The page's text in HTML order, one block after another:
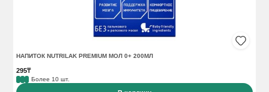
НАПИТОК NUTRILAK PREMIUM МОЛ 0+ 200МЛ
295₸
Более 10 шт.